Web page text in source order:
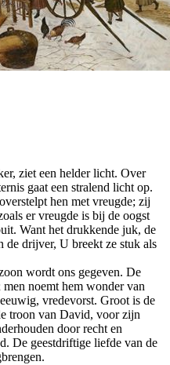
ziet een helder licht. Over
gaat een stralend licht op.
hen met vreugde; zij
er vreugde is bij de oogst
Want het drukkende juk, de
de drijver, U breekt ze stuk als
wordt ons gegeven. De
noemt hem wonder van
vredevorst. Groot is de
troon van David, voor zijn
door recht en
De geestdriftige liefde van de